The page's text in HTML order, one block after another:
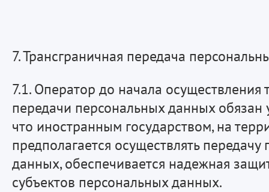
7. Трансграничная передача
7.1. Оператор до начала осуществления
передачи персональных данных обязан
что иностранным государством, на
предполагается осуществлять
данных, обеспечивается надежная
субъектов персональных данных.